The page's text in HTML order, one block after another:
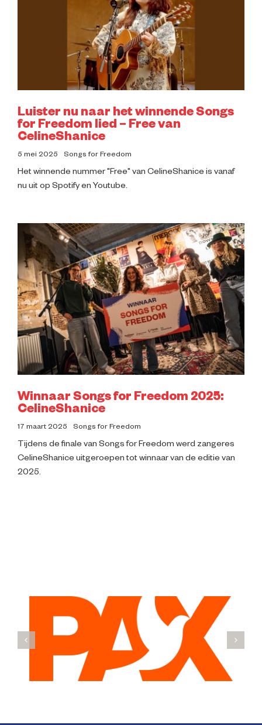
Luister nu naar het winnende Songs
for Freedom lied – Free van
CelineShanice
5 mei 2025 Songs for Freedom
Het winnende nummer "Free" van CelineShanice is vanaf
nu uit op Spotify en Youtube.
Winnaar Songs for Freedom 2025:
CelineShanice
17 maart 2025 Songs for Freedom
Tijdens de finale van Songs for Freedom werd zangeres
CelineShanice uitgeroepen tot winnaar van de editie van
2025.